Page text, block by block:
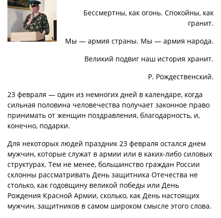
Бессмертны, как огонь. Спокойны, как
гранит.
Мы — армия страны. Мы — армия народа.
Великий подвиг наш история хранит.
Р. Рождественский.
23 февраля — один из немногих дней в календаре, когда
сильная половина человечества получает законное право
принимать от женщин поздравления, благодарность, и,
конечно, подарки.
Для некоторых людей праздник 23 февраля остался днем
мужчин, которые служат в армии или в каких-либо силовых
структурах. Тем не менее, большинство граждан России
склонны рассматривать День защитника Отечества не
столько, как годовщину великой победы или День
Рождения Красной Армии, сколько, как День настоящих
мужчин, защитников в самом широком смысле этого слова.